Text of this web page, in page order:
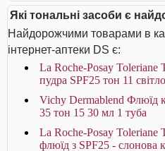
Які тональні засоби є
Найдорожчими товарами в
інтернет-аптеки DS є:
La Roche-Posay Toleriane
пудра SPF25 тон 11
Vichy Dermablend Флюїд
35 тон 15 30 мл 1 туба
La Roche-Posay
флюїд з SPF25 - слонова